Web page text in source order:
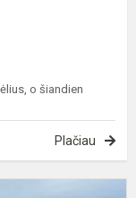
o šiandien
Plačiau